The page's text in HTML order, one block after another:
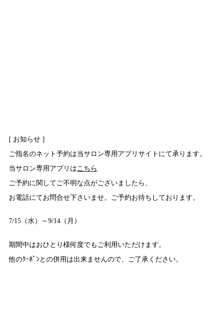
[ お知らせ ]
ご指名のネット予約は当サロン専用アプリサイトにて承ります。
当サロン専用アプリはこちら
ご予約に関してご不明な点がございましたら、
お電話にてお問合せ下さいませ。ご予約お待ちしております。
7/15（水）～9/14（月）
期間中はおひとり様何度でもご利用いただけます。
他のｸｰﾎﾟﾝとの併用は出来ませんので、ご了承ください。